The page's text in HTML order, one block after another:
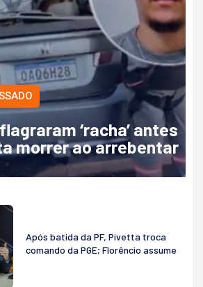
‘racha’ antes
morrer ao arrebentar
Após batida da PF, Pivetta troca
comando da PGE; Florêncio assume